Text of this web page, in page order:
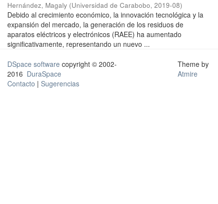
Hernández, Magaly (Universidad de Carabobo, 2019-08)
Debido al crecimiento económico, la innovación tecnológica y la
expansión del mercado, la generación de los residuos de
aparatos eléctricos y electrónicos (RAEE) ha aumentado
significativamente, representando un nuevo ...
DSpace software copyright © 2002-
2016 DuraSpace
Contacto | Sugerencias
Theme by
Atmire